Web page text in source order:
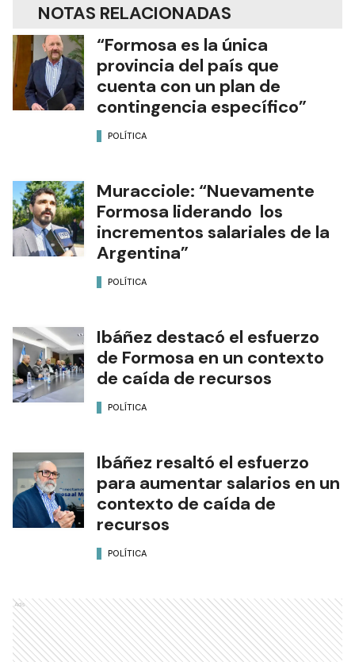
NOTAS RELACIONADAS
“Formosa es la única
provincia del país que
cuenta con un plan de
contingencia específico”
POLÍTICA
Muracciole: “Nuevamente
Formosa liderando los
incrementos salariales de la
Argentina”
POLÍTICA
Ibáñez destacó el esfuerzo
de Formosa en un contexto
de caída de recursos
POLÍTICA
Ibáñez resaltó el esfuerzo
para aumentar salarios en un
contexto de caída de
recursos
POLÍTICA
Ads